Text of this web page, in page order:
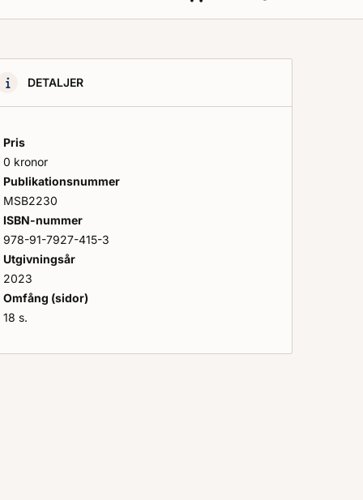
framtider
DETALJER
Pris
0 kronor
Publikationsnummer
MSB2230
ISBN-nummer
978-91-7927-415-3
Utgivningsår
2023
Omfång (sidor)
18 s.